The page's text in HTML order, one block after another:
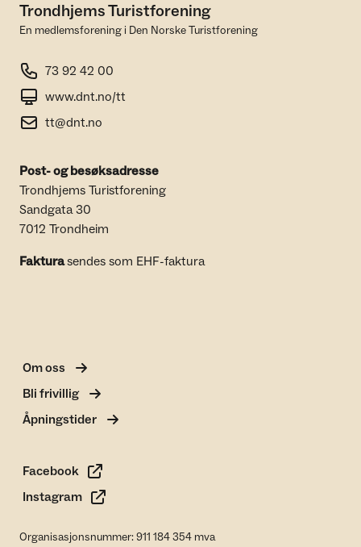
Trondhjems Turistforening
En medlemsforening i Den Norske Turistforening
73 92 42 00
www.dnt.no/tt
tt@dnt.no
Post- og besøksadresse
Trondhjems Turistforening
Sandgata 30
7012 Trondheim
Fakturasendes som EHF-faktura
Om oss
Bli frivillig
Åpningstider
Facebook
Instagram
Organisasjonsnummer: 911 184 354 mva